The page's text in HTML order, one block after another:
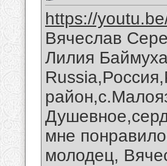
https://
Вячеслав
Лилия
мне
молодец,